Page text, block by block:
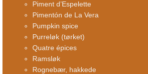
Piment d’Espelette
Pimentón de La Vera
Pumpkin spice
Purreløk (tørket)
Quatre épices
Ramsløk
Rognebær, hakkede